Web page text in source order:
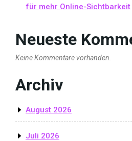
für mehr Online-Sichtbarkeit
Neueste
Keine Kommentare vorhanden.
Archiv
August 2026
Juli 2026